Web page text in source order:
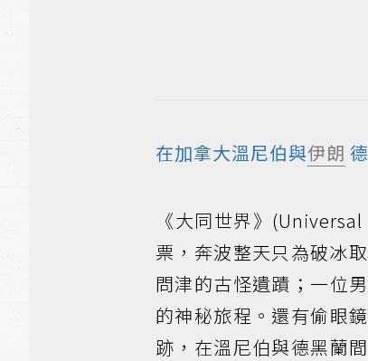
在加拿大溫尼伯與伊朗
《大同世界》
票，奔波整天只為破冰
問津的古怪遺蹟；一位
的神秘旅程。還有偷眼
跡，在溫尼伯與德黑蘭